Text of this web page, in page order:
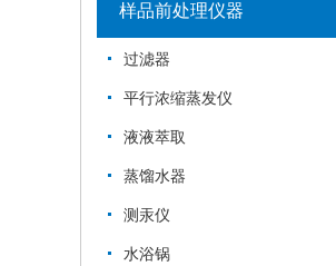
样品前处理仪器
过滤器
平行浓缩蒸发仪
液液萃取
蒸馏水器
测汞仪
水浴锅